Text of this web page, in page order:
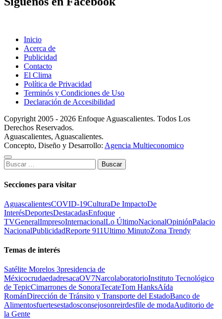
Inicio
Acerca de
Publicidad
Contacto
El Clima
Política de Privacidad
Terminós y Condiciones de Uso
Declaración de Accesibilidad
Copyright 2005 - 2026 Enfoque Aguascalientes. Todos Los
Derechos Reservados.
Aguascalientes, Aguascalientes.
Concepto, Diseño y Desarrollo: Agencia Multieconomico
Buscar:
Secciones para visitar
AguascalientesCOVID-19CulturaDe ImpactoDe
InterésDeportesDestacadasEnfoque
TVGeneralImpresoInternacionalLo ÚltimoNacionalOpiniónPalacio
NacionalPublicidadReporte 911Ultimo MinutoZona Trendy
Temas de interés
Satélite Morelos 3presidencia de
MéxicocrudaedadresacaOV7NarcolaboratorioInstituto Tecnológico
de TepicCimarrones de SonoraTecateTom HanksAída
RománDirección de Tránsito y Transporte del EstadoBanco de
Alimentosfuertesestadosconsejosonreirdesfile de modaAuditorio de
la Gente